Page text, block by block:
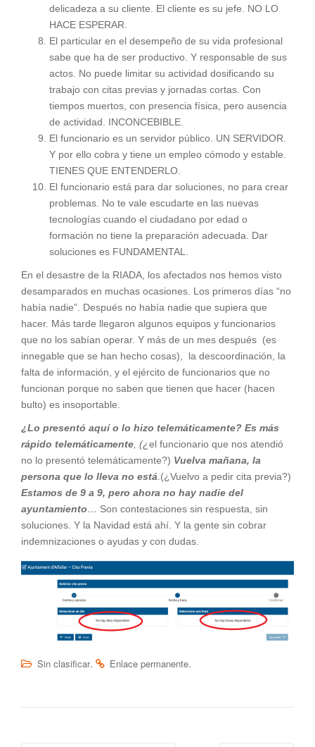
delicadeza a su cliente. El cliente es su jefe. NO LO
HACE ESPERAR.
El particular en el desempeño de su vida profesional
sabe que ha de ser productivo. Y responsable de sus
actos. No puede limitar su actividad dosificando su
trabajo con citas previas y jornadas cortas. Con
tiempos muertos, con presencia física, pero ausencia
de actividad. INCONCEBIBLE.
El funcionario es un servidor público. UN SERVIDOR.
Y por ello cobra y tiene un empleo cómodo y estable.
TIENES QUE ENTENDERLO.
El funcionario está para dar soluciones, no para crear
problemas. No te vale escudarte en las nuevas
tecnologías cuando el ciudadano por edad o
formación no tiene la preparación adecuada. Dar
soluciones es FUNDAMENTAL.
En el desastre de la RIADA, los afectados nos hemos visto
desamparados en muchas ocasiones. Los primeros días “no
había nadie”. Después no había nadie que supiera que
hacer. Más tarde llegaron algunos equipos y funcionarios
que no los sabían operar. Y más de un mes después (es
innegable que se han hecho cosas), la descoordinación, la
falta de información, y el ejército de funcionarios que no
funcionan porque no saben que tienen que hacer (hacen
bulto) es insoportable.
¿Lo presentó aquí o lo hizo telemáticamente? Es más
rápido telemáticamente, (¿el funcionario que nos atendió
no lo presentó telemáticamente?) Vuelva mañana, la
persona que lo lleva no está.(¿Vuelvo a pedir cita previa?)
Estamos de 9 a 9, pero ahora no hay nadie del
ayuntamiento… Son contestaciones sin respuesta, sin
soluciones. Y la Navidad está ahí. Y la gente sin cobrar
indemnizaciones o ayudas y con dudas.
Sin clasificar. Enlace permanente.